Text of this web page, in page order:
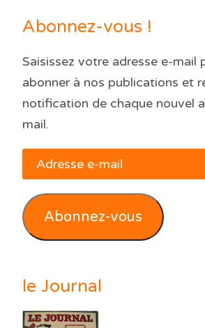
Abonnez-vous !
Saisissez votre adresse e-mail
abonner à nos publications et
notification de chaque nouvel
mail.
Adresse
e-
mail
Abonnez-vous
le Journal